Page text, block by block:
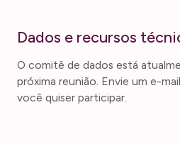
Dados e recursos
O comitê de dados está
próxima reunião. Envie um e-
você quiser participar.